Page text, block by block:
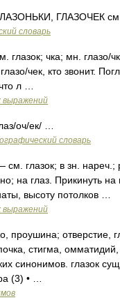
ГЛАЗОЧЕК см.
словарь
глазок; чка; мн. глазо/
чек, кто звонит.
л …
выражений
оч/ек/ …
словарь
см. глазок; в зн. нареч.;
на глаз. Прикинуть на
высоту потолков …
выражений
проушина; отверстие,
стигма,
синонимов. глазок
(3) • …